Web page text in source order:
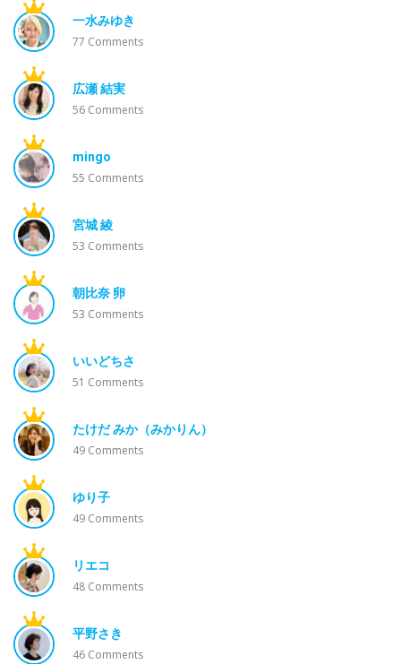
一水みゆき
77 Comments
広瀬 結実
56 Comments
mingo
55 Comments
宮城 綾
53 Comments
朝比奈 卵
53 Comments
いいどちさ
51 Comments
たけだ みか（みかりん）
49 Comments
ゆり子
49 Comments
リエコ
48 Comments
平野さき
46 Comments